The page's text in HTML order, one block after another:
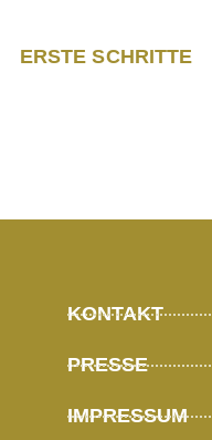
ERSTE SCHRITTE
KONTAKT
PRESSE
IMPRESSUM